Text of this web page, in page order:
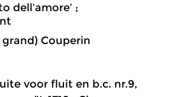
dell’amore’ ;
grand) Couperin
voor fluit en b.c. nr.9,